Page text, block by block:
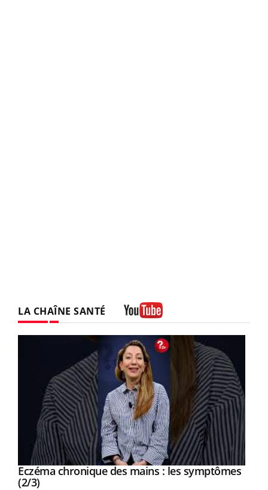
LA CHAÎNE SANTÉ
Youtube
Eczéma chronique des mains : les symptômes
(2/3)Youtube